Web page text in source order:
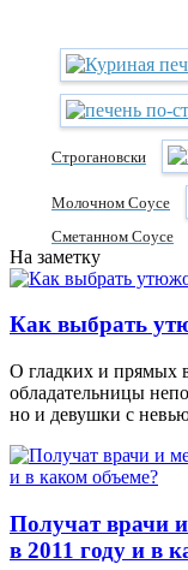
Строгановски
Молочном Соусе
Сметанном Соусе
На заметку
Как выбрать
О гладких и прямых
обладательницы
но и девушки с
Получат врачи
в 2011 году и в